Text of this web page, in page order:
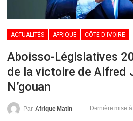
ACTUALITÉS AFRIQUE CÔTE D'IVOIRE
Aboisso-Législatives
de la victoire de Alfred
N’gouan
Par Afrique Matin Dernière mise